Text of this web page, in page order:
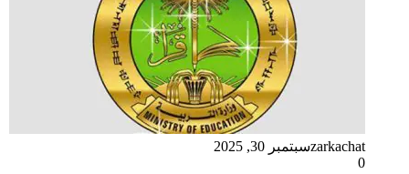
zarkachatسبتمبر 30, 2025
0